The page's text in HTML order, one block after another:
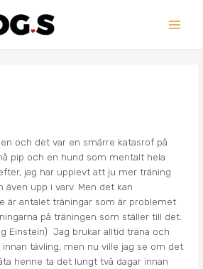
och det var en smärre katasrof på
pip och en hund som mentalt hela
jag har upplevt att ju mer träning
även upp i varv. Men det kan
är antalet träningar som är problemet
på träningen som ställer till det.
Einstein) Jag brukar alltid träna och
innan tävling, men nu ville jag se om det
henne ta det lungt två dagar innan